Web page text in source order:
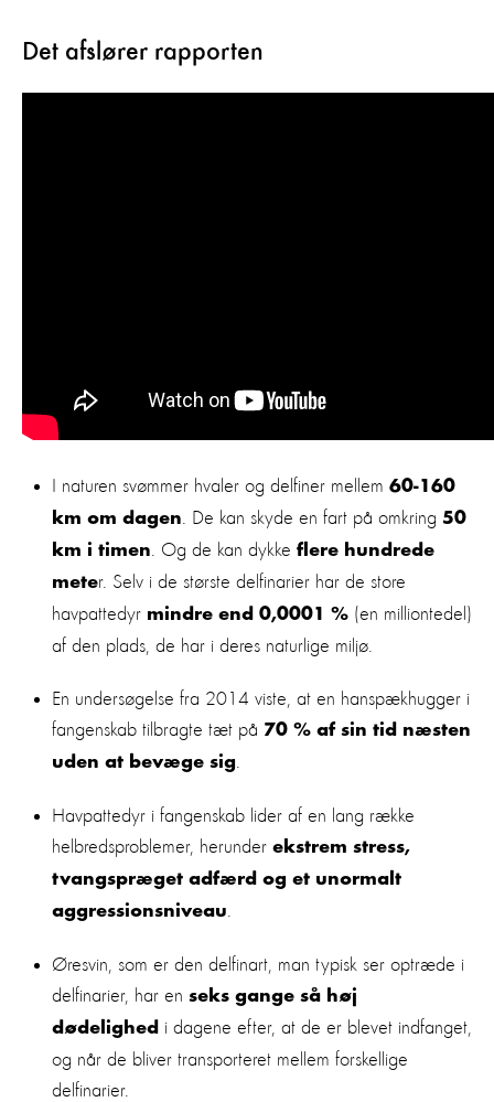
Det afslører rapporten
I naturen svømmer hvaler og delfiner mellem 60-160
km om dagen . De kan skyde en fart på omkring 50
km i timen . Og de kan dykke flere hundrede
meter. Selv i de største delfinarier har de store
havpattedyr mindre end 0,0001 % (en milliontedel)
af den plads, de har i deres naturlige miljø.
En undersøgelse fra 2014 viste, at en hanspækhugger i
fangenskab tilbragte tæt på 70 % af sin tid næsten
uden at bevæge sig
Havpattedyr i fangenskab lider af en lang række
helbredsproblemer, herunder ekstrem stress,
tvangspræget adfærd og et unormalt
aggressionsniveau
Øresvin, som er den delfinart, man typisk ser optræde i
delfinarier, har en seks gange så høj
dødelighed i dagene efter, at de er blevet indfanget,
og når de bliver transporteret mellem forskellige
delfinarier.